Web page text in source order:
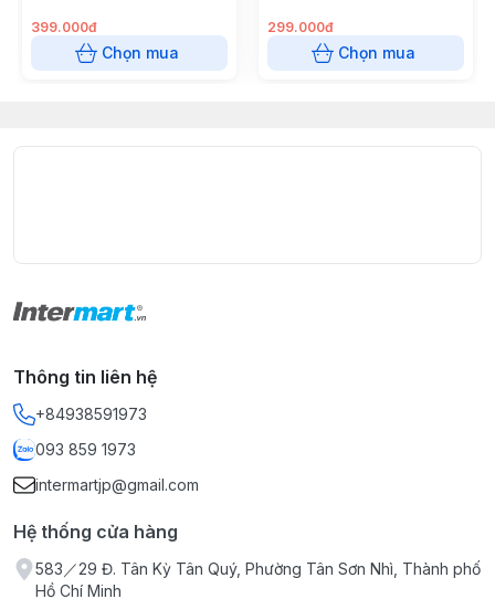
399.000đ
Chọn mua
299.000đ
Chọn mua
Thông tin liên hệ
+84938591973
093 859 1973
intermartjp@gmail.com
Hệ thống cửa hàng
583／29 Đ. Tân Kỳ Tân Quý, Phường Tân Sơn Nhì, Thành phố
Hồ Chí Minh